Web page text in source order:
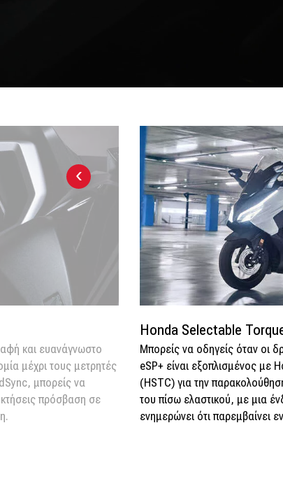
και ευανάγνωστο
μέχρι τους μετρητές
μπορείς να
πρόσβαση σε
Honda Selectable
Μπορείς να οδηγείς όταν οι
eSP+ είναι εξοπλισμένος με
(HSTC) για την
του πίσω ελαστικού, με μια
ενημερώνει ότι παρεμβαίνει
‹